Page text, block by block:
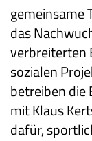
gemeinsame
das
verbreiterten
sozialen
betreiben die
mit Klaus
dafür,